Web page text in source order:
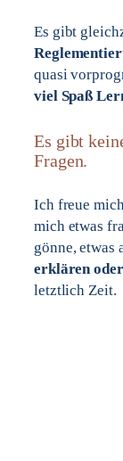
Es gibt
quasi
viel Spaß
Es gibt
Fragen.
Ich freue
mich etwas
gönne, etwas
erklären
letztlich Zeit.